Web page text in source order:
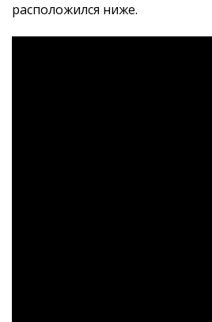
расположился ниже.